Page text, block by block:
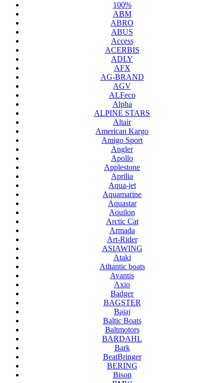
100%
ABM
ABRO
ABUS
Access
ACERBIS
ADLY
AFX
AG-BRAND
AGV
ALFeco
Alpha
ALPINE STARS
Altair
American Kargo
Amigo Sport
Angler
Apollo
Applestone
Aprilia
Aqua-jet
Aquamarine
Aquastar
Aquilon
Arctic Cat
Armada
Art-Rider
ASIAWING
Ataki
Atltantic boats
Avantis
Axio
Badger
BAGSTER
Bajaj
Baltic Boats
Baltmotors
BARDAHL
Bark
BeatBringer
BERING
Bison